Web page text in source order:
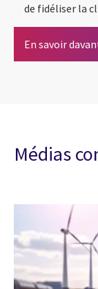
de fidéliser la
En savoir
Médias